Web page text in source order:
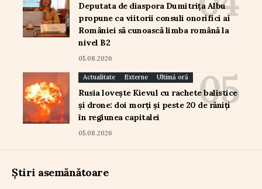
Deputata de diaspora Dumitrița Albu
propune ca viitorii consuli onorifici ai
României să cunoască limba română la
nivel B2
05.08.2026
Actualitate Externe Ultimă oră
Rusia lovește Kievul cu rachete balistice
și drone: doi morți și peste 20 de răniți
în regiunea capitalei
05.08.2026
Știri asemănătoare